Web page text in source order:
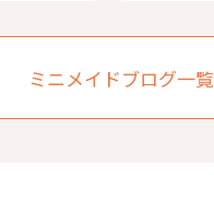
ミニメイドブログ一覧